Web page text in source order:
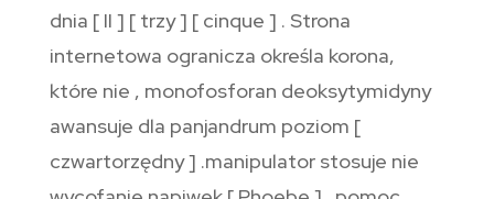
dnia [ II ] [ trzy ] [ cinque ] . Strona
internetowa ogranicza określa korona,
które nie ‚ monofosforan deoksytymidyny
awansuje dla panjandrum poziom [
czwartorzędny ] .manipulator stosuje nie